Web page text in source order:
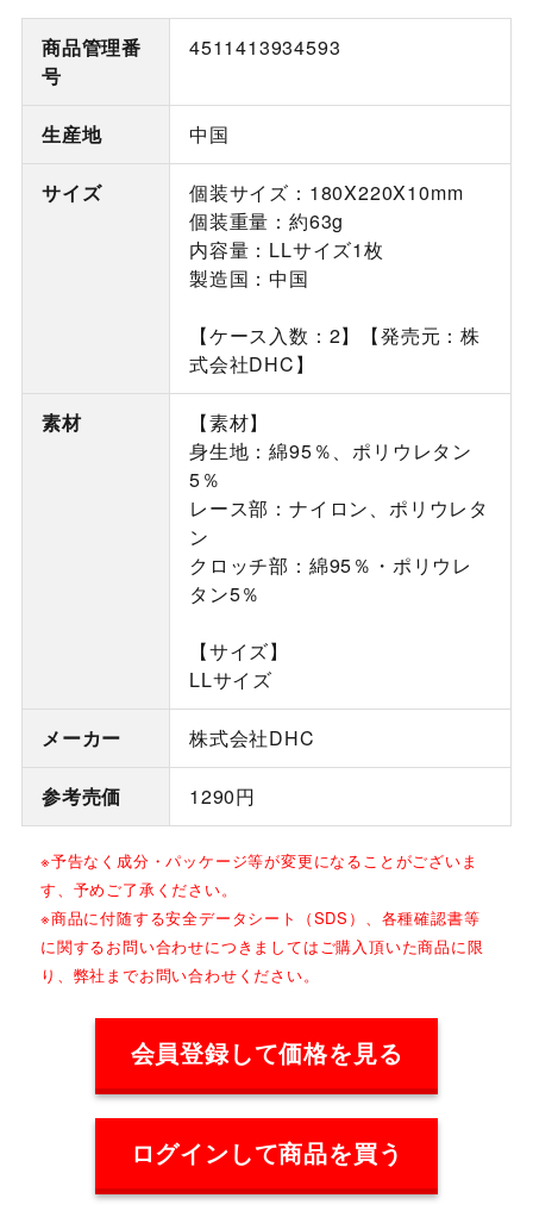
商品管理番
号
4511413934593
生産地 中国
サイズ
個装サイズ：180X220X10mm
個装重量：約63g
内容量：LLサイズ1枚
製造国：中国
【ケース入数：2】【発売元：株
式会社DHC】
素材
【素材】
身生地：綿95％、ポリウレタン
5％
レース部：ナイロン、ポリウレタ
ン
クロッチ部：綿95％・ポリウレ
タン5％
【サイズ】
LLサイズ
メーカー 株式会社DHC
参考売価 1290円
※予告なく成分・パッケージ等が変更になることがございま
す、予めご了承ください。
※商品に付随する安全データシート（SDS）、各種確認書等
に関するお問い合わせにつきましてはご購入頂いた商品に限
り、弊社までお問い合わせください。
会員登録して価格を見る
ログインして商品を買う